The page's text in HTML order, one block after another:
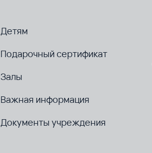
Детям
Подарочный сертификат
Залы
Важная информация
Документы учреждения